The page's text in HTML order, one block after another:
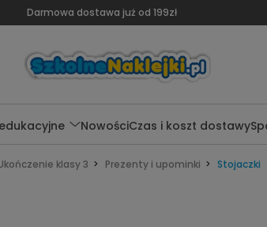
Darmowa dostawa już od 199zł
NowościCzas i koszt dostawy
klasy 3 Prezenty i upominki Stojaczki